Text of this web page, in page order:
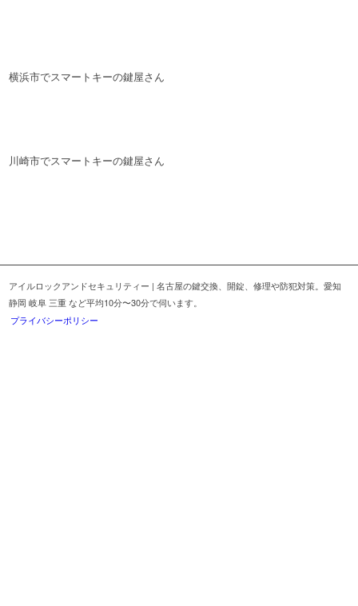
横浜市でスマートキーの鍵屋さん
川崎市でスマートキーの鍵屋さん
アイルロックアンドセキュリティー | 名古屋の鍵交換、開錠、修理や防犯対策。愛知
静岡 岐阜 三重 など平均10分〜30分で伺います。
プライバシーポリシー